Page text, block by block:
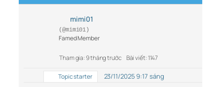
mimi01
(@mimi01)
Famed Member
Tham gia: 9 tháng trước Bài viết: 1147
Topic starter 23/11/2025 9:17 sáng